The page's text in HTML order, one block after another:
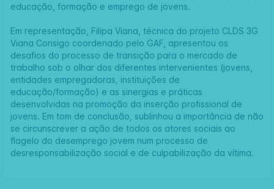
educação, formação e emprego de jovens.
Em representação, Filipa Viana, técnica do projeto CLDS 3G
Viana Consigo coordenado pelo GAF, apresentou os
desafios do processo de transição para o mercado de
trabalho sob o olhar dos diferentes intervenientes (jovens,
entidades empregadoras, instituições de
educação/formação) e as sinergias e práticas
desenvolvidas na promoção da inserção profissional de
jovens. Em tom de conclusão, sublinhou a importância de não
se circunscrever a ação de todos os atores sociais ao
flagelo do desemprego jovem num processo de
desresponsabilização social e de culpabilização da vítima.